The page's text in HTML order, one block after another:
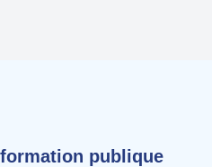
publique